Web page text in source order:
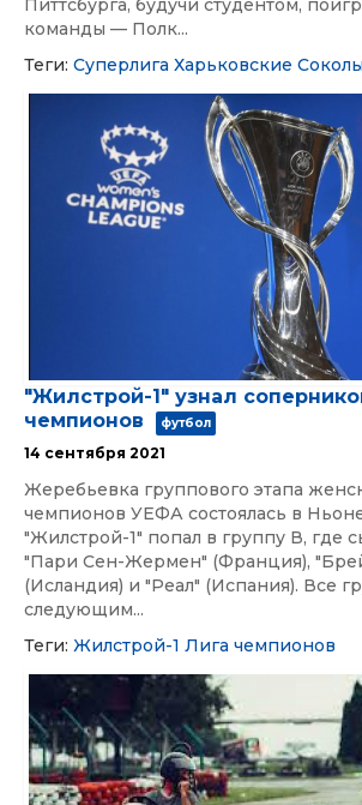
Питтсбурга, будучи студентом,
команды — Полк...
Теги: Суперлига Харьковские Соколы
"Жилстрой-1" узнал
чемпионов
футбол
14 сентября 2021
Жеребьевка группового этапа
чемпионов УЕФА состоялась в
"Жилстрой-1" попал в группу В, где
"Пари Сен-Жермен" (Франция),
(Исландия) и "Реал" (Испания). Все
следующим...
Теги: Жилстрой-1 Лига чемпионов